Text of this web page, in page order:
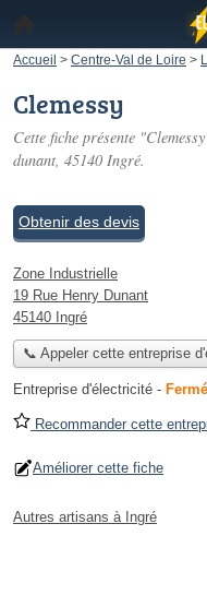
Accueil > Centre-Val de Loire >
Clemessy
Cette fiche présente
dunant, 45140 Ingré.
Obtenir des devis
Zone Industrielle
19 Rue Henry Dunant
45140 Ingré
📞 Appeler cette entreprise
Entreprise d'électricité -
Recommander cette
Améliorer cette fiche
Autres artisans à Ingré